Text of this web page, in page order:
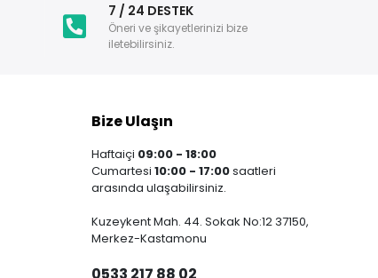
7 / 24 DESTEK
Öneri ve şikayetlerinizi bize
iletebilirsiniz.
Bize Ulaşın
Haftaiçi 09:00 - 18:00
Cumartesi 10:00 - 17:00saatleri
arasında ulaşabilirsiniz.
Kuzeykent Mah. 44. Sokak No:12 37150,
Merkez-Kastamonu